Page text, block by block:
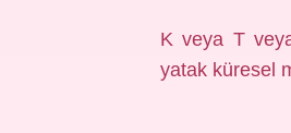
K veya T
yatak küresel